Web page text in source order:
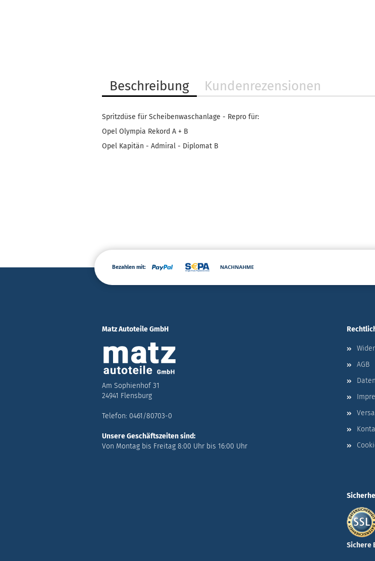
Beschreibung Kundenrezensionen
Spritzdüse für Scheibenwaschanlage - Repro für:
Opel Olympia Rekord A + B
Opel Kapitän - Admiral - Diplomat B
Bezahlen mit:
Matz Autoteile GmbH
Am Sophienhof 31
24941 Flensburg
Telefon: 0461/80703-0
Unsere Geschäftszeiten sind:
Von Montag bis Freitag 8:00 Uhr bis 16:00 Uhr
AGB
Sichere